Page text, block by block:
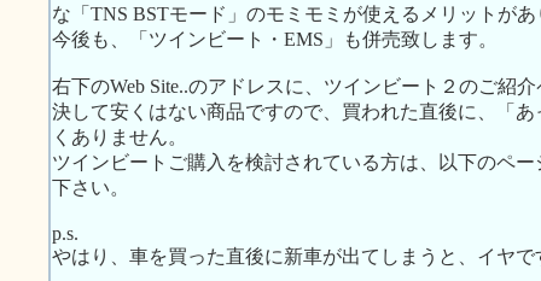
な「TNS BSTモード」のモミモミが使えるメリットが
今後も、「ツインビート・EMS」も併売致します。
右下のWeb Site..のアドレスに、ツインビート２のご紹
決して安くはない商品ですので、買われた直後に、「
くありません。
ツインビートご購入を検討されている方は、以下のペ
下さい。
p.s.
やはり、車を買った直後に新車が出てしまうと、イヤ